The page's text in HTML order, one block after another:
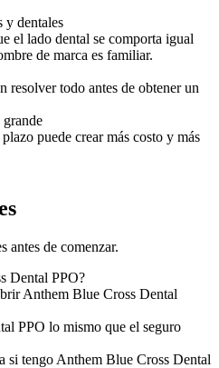
y dentales
el lado dental se comporta igual
de marca es familiar.
resolver todo antes de obtener un
grande
puede crear más costo y más
antes de comenzar.
Dental PPO?
Anthem Blue Cross Dental
PPO lo mismo que el seguro
si tengo Anthem Blue Cross Dental